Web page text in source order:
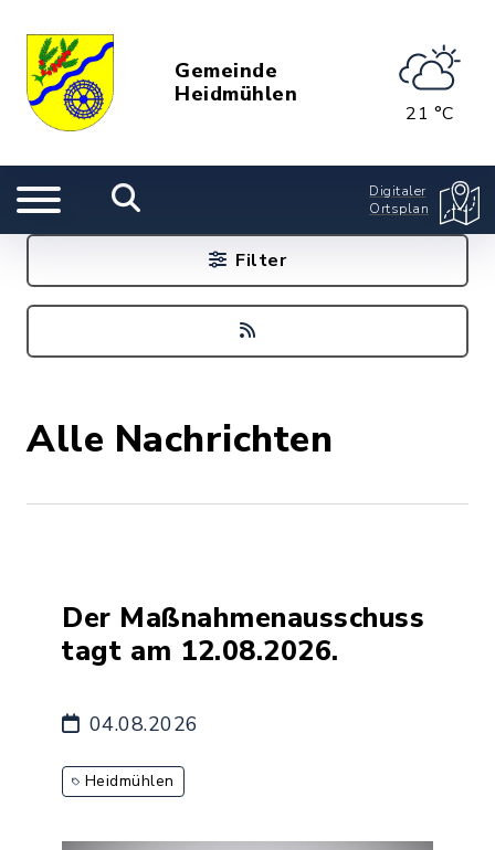
Gemeinde
Heidmühlen
21 °C
Digitaler
Ortsplan
Alle Nachrichten
Der Maßnahmenausschuss
tagt am 12.08.2026.
04.08.2026
Heidmühlen
Filter